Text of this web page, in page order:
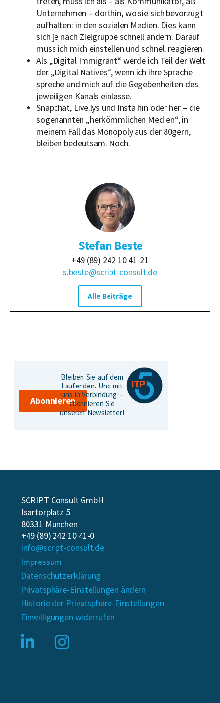
Stefan Beste
+49 (89) 242 10 41-21
s.beste@script-consult.de
Alle Beiträge
Unternehmen – dorthin, wo sie sich bevorzugt
aufhalten: in den sozialen Medien. Dies kann
sich je nach Zielgruppe schnell ändern. Darauf
muss ich mich einstellen und schnell reagieren.
Als „Digital Immigrant“ werde ich Teil der Welt
der „Digital Natives“, wenn ich ihre Sprache
spreche und mich auf die Gegebenheiten des
jeweiligen Kanals einlasse.
Snapchat, Live.lys und Insta hin oder her – die
sogenannten „herkömmlichen Medien“, in
meinem Fall das Monopoly aus der 80gern,
bleiben bedeutsam. Noch.
Abonnieren
Bleiben Sie auf dem
Laufenden. Und mit
uns in Verbindung –
abonnieren Sie
unseren Newsletter!
SCRIPT Consult GmbH
Isartorplatz 5
80331 München
+49 (89) 242 10 41-0
info@script-consult.de
Impressum
Datenschutzerklärung
Privatsphäre-Einstellungen ändern
Historie der Privatsphäre-Einstellungen
Einwilligungen widerrufen